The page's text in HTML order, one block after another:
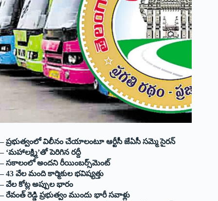
– ప్రభుత్వంలో విలీనం చేయాలంటూ ఆర్టీసీ జేఏసీ సమ్మె సైరన్
– ‘మహాలక్ష్మి’తో పెరిగిన రద్దీ
– సకాలంలో అంద‌ని రీయింబర్స్‌మెంట్‌
– 43 వేల మంది కార్మికుల భవిష్యత్తు
– వేల కోట్ల అప్పుల భారం
– రేవంత్ రెడ్డి ప్రభుత్వం ముందు భారీ సవాళ్లు